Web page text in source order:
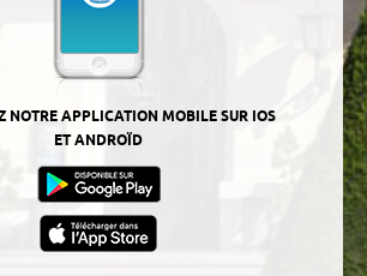
NOTRE APPLICATION MOBILE SUR IOS
ET ANDROÏD